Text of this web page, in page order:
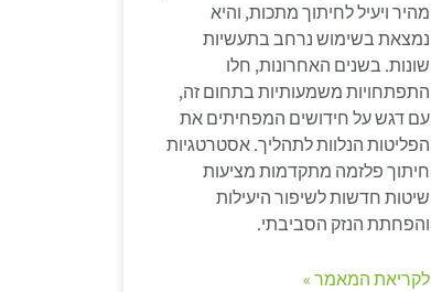
מהיר ויעיל לחיתוך מתכות, והיא
נמצאת בשימוש נרחב בתעשיות
שונות. בשנים האחרונות, חלו
התפתחויות משמעותיות בתחום זה,
עם דגש על חידושים המפחיתים את
הפליטות הנלוות לתהליך. אסטרטגיות
חיתוך פלזמה מתקדמות מציעות
שיטות חדשות לשיפור היעילות
והפחתת הנזק הסביבתי.
לקריאת המאמר »